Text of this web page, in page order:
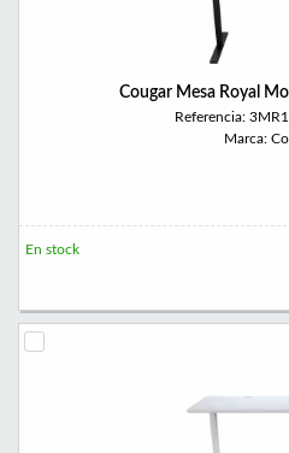
Cougar Mesa Royal
Referencia:
Marca:
En stock